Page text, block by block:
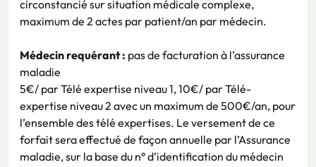
circonstancié sur situation médicale complexe,
maximum de 2 actes par patient/an par médecin.
Médecin requérant : pas de facturation à l’assurance
maladie
5€/ par Télé expertise niveau 1, 10€/ par Télé-
expertise niveau 2 avec un maximum de 500€/an, pour
l’ensemble des télé expertises. Le versement de ce
forfait sera effectué de façon annuelle par l’Assurance
maladie, sur la base du n° d’identification du médecin